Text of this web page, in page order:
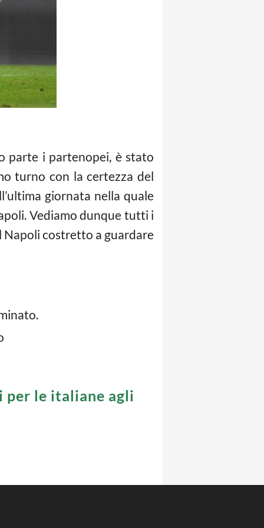
parte i partenopei, è stato
turno con la certezza del
giornata nella quale
Vediamo dunque tutti i
Napoli costretto a guardare
per le italiane agli